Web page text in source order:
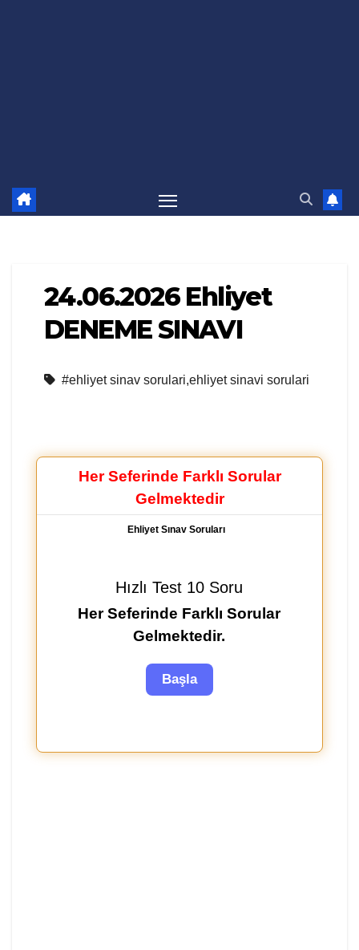
24.06.2026 Ehliyet
DENEME SINAVI
#ehliyet sinav sorulari,ehliyet sinavi sorulari
Her Seferinde Farklı Sorular
Gelmektedir
Ehliyet Sınav Soruları
Hızlı Test 10 Soru
Her Seferinde Farklı Sorular
Gelmektedir.